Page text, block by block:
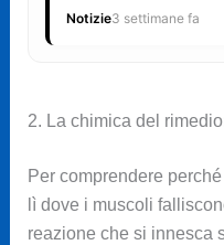
Notizie3 settimane fa
2. La chimica del
Per comprendere
lì dove i muscoli
reazione che si innesca